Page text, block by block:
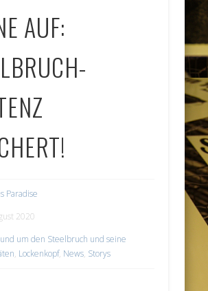
AUF:
Paradise
2020
um den Steelbruch und seine
, Lockenkopf, News, Storys